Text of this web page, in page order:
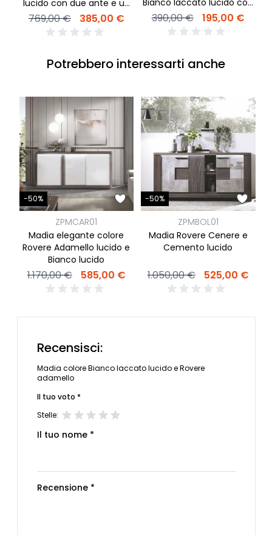
lucido con due ante e un
cassetto
769,00 € 385,00 €
Bianco laccato lucido con
un cassetto
390,00 € 195,00 €
Potrebbero interessarti anche
-50%
ZPMCAR01
Madia elegante colore
Rovere Adamello lucido e
Bianco lucido
1.170,00 € 585,00 €
-50%
ZPMBOL01
Madia Rovere Cenere e
Cemento lucido
1.050,00 € 525,00 €
Recensisci:
Madia colore Bianco laccato lucido e Rovere
adamello
Il tuo voto *
Stelle:
Il tuo nome *
Recensione *